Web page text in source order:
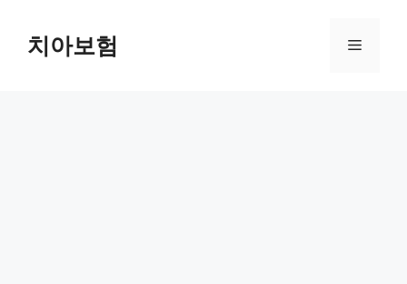
content치아보험 Menu